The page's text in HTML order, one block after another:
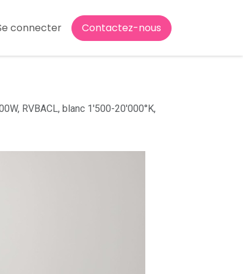
connecter Contactez-nous
RVBACL, blanc 1'500-20'000°K,